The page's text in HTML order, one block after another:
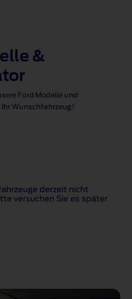
&
Ford Modelle und
Wunschfahrzeug!
derzeit nicht
versuchen Sie es später